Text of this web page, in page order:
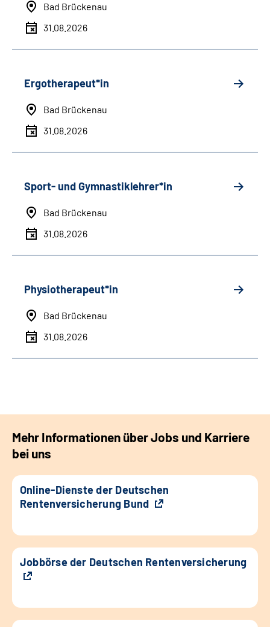
Bad Brückenau
31.08.2026
Ergotherapeut*in
Bad Brückenau
31.08.2026
Sport- und Gymnastiklehrer*in
Bad Brückenau
31.08.2026
Physiotherapeut*in
Bad Brückenau
31.08.2026
Mehr Informationen über Jobs und Karriere
bei uns
Online-Dienste der Deutschen
Rentenversicherung Bund
Jobbörse der Deutschen Rentenversicherung